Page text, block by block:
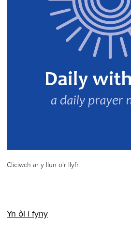
Cliciwch ar y llun o'r llyfr
Yn ôl i fyny